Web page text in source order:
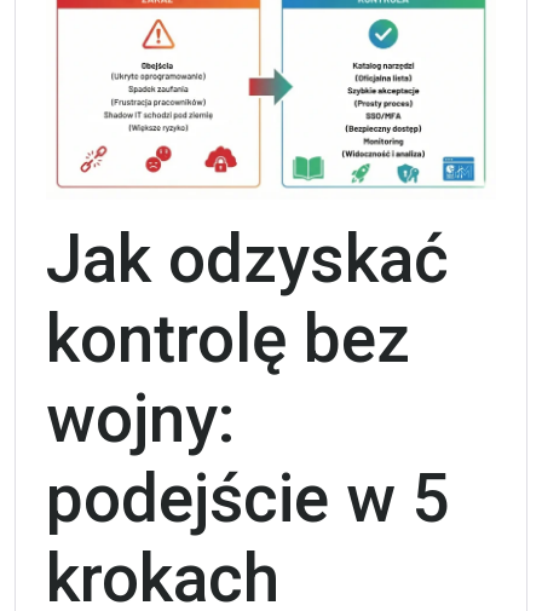
Jak odzyskać
kontrolę bez
wojny:
podejście w 5
krokach